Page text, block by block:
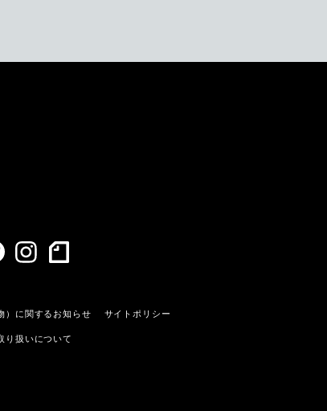
）に関するお知らせ サイトポリシー
り扱いについて